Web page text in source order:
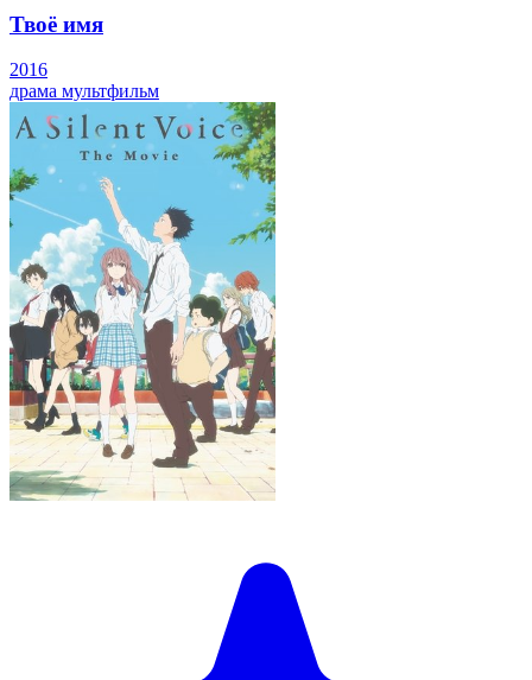
Твоё имя
2016
драма мультфильм